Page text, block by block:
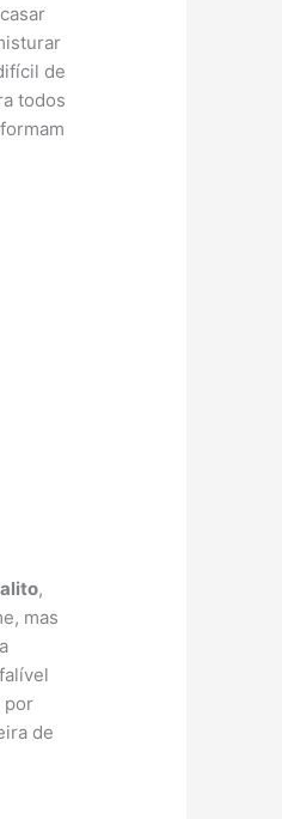
de
todos
,
mas
por
de